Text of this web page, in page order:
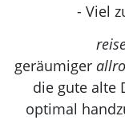
- Viel
geräumiger
die gute alte
optimal